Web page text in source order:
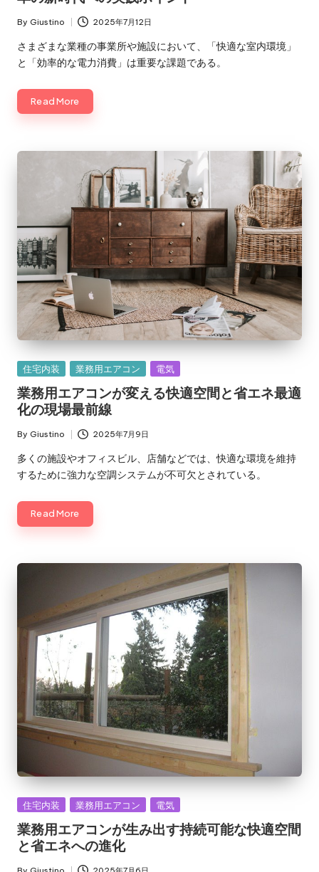
Posted
by
By Giustino 2025年7月12日
さまざまな業種の事業所や施設において、「快適な室内環境」
と「効率的な電力消費」は重要な課題である。
Read More
Posted
in
住宅内装 業務用エアコン 電気
業務用エアコンが変える快適空間と省エネ最適
化の現場最前線
Posted
by
By Giustino 2025年7月9日
多くの施設やオフィスビル、店舗などでは、快適な環境を維持
するために強力な空調システムが不可欠とされている。
Read More
Posted
in
住宅内装 業務用エアコン 電気
業務用エアコンが生み出す持続可能な快適空間
と省エネへの進化